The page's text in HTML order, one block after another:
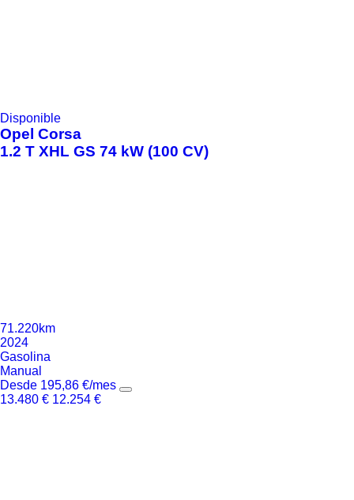
Disponible
Opel Corsa
1.2 T XHL GS 74 kW (100 CV)
71.220km
2024
Gasolina
Manual
Desde 195,86 €/mes
13.480 € 12.254 €